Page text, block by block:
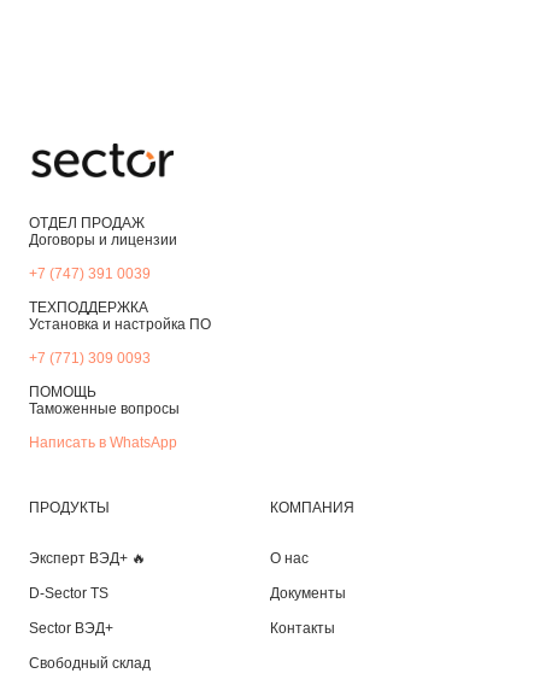
ОТДЕЛ ПРОДАЖ
Договоры и лицензии
+7 (747) 391 0039
ТЕХПОДДЕРЖКА
Установка и настройка ПО
+7 (771) 309 0093
ПОМОЩЬ
Таможенные вопросы
Написать в WhatsApp
ПРОДУКТЫ
Эксперт ВЭД+ 🔥
D-Sector TS
Sector ВЭД+
Свободный склад
КОМПАНИЯ
О нас
Документы
Контакты